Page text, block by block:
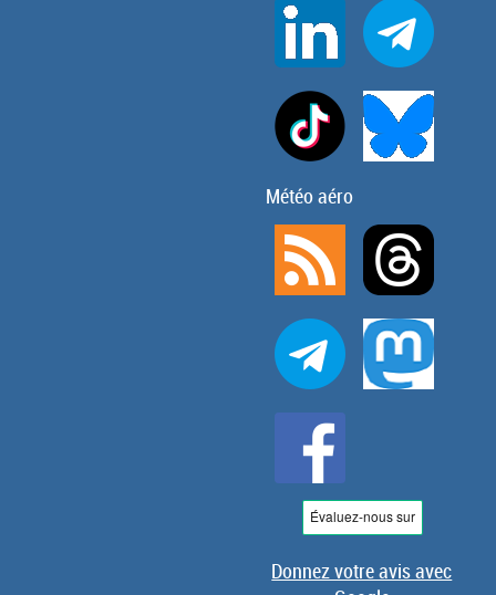
Météo aéro
Donnez votre avis avec